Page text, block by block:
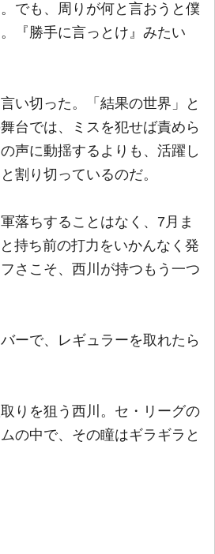
でも、周りが何と言おうと僕
『勝手に言っとけ』みたい
い切った。「結果の世界」と
台では、ミスを犯せば責めら
声に動揺するよりも、活躍し
割り切っているのだ。
落ちすることはなく、7月ま
持ち前の打力をいかんなく発
さこそ、西川が持つもう一つ
ーで、レギュラーを取れたら
りを狙う西川。セ・リーグの
の中で、その瞳はギラギラと